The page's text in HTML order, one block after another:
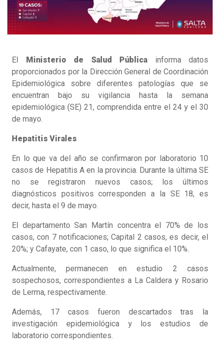
El Ministerio de Salud Pública informa datos
proporcionados por la Dirección General de Coordinación
Epidemiológica sobre diferentes patologías que se
encuentran bajo su vigilancia hasta la semana
epidemiológica (SE) 21, comprendida entre el 24 y el 30
de mayo.
Hepatitis Virales
En lo que va del año se confirmaron por laboratorio 10
casos de Hepatitis A en la provincia. Durante la última SE
no se registraron nuevos casos; los últimos
diagnósticos positivos corresponden a la SE 18, es
decir, hasta el 9 de mayo.
El departamento San Martín concentra el 70% de los
casos, con 7 notificaciones; Capital 2 casos, es decir, el
20%; y Cafayate, con 1 caso, lo que significa el 10%.
Actualmente, permanecen en estudio 2 casos
sospechosos, correspondientes a La Caldera y Rosario
de Lerma, respectivamente.
Además, 17 casos fueron descartados tras la
investigación epidemiológica y los estudios de
laboratorio correspondientes.